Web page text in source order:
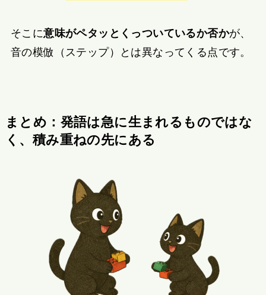
そこに意味がペタッとくっついているか否かが、
音の模倣（ステップ）とは異なってくる点です。
まとめ：発語は急に生まれるものではな
く、積み重ねの先にある